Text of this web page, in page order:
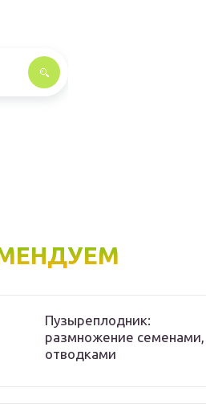
Пузыреплодник:
размножение семенами,
отводками